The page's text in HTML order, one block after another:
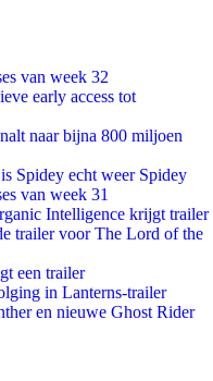
van week 32
early access tot
naar bijna 800 miljoen
Spidey echt weer Spidey
van week 31
Intelligence krijgt trailer
trailer voor The Lord of the
een trailer
in Lanterns-trailer
en nieuwe Ghost Rider